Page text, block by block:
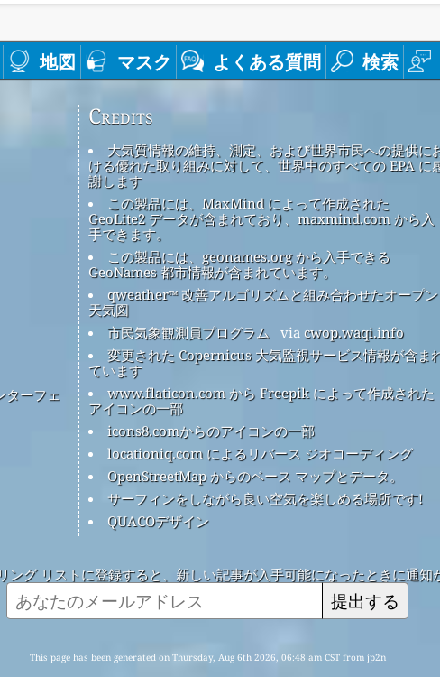
地図 マスク よくある質問 検索
ターフェ
Credits
大気質情報の維持、測定、および世界市民への提供に
ける優れた取り組みに対して、世界中のすべての EPA に
謝します
この製品には、MaxMind によって作成された
GeoLite2 データが含まれており、maxmind.com から入
手できます。
この製品には、geonames.org から入手できる
GeoNames 都市情報が含まれています。
qweather™ 改善アルゴリズムと組み合わせたオープン
天気図
市民気象観測員プログラム
via cwop.waqi.info
変更された Copernicus 大気監視サービス情報が含ま
ています
www.flaticon.com から Freepik によって作成された
アイコンの一部
icons8.comからのアイコンの一部
locationiq.com によるリバース ジオコーディング
OpenStreetMap からのベース マップとデータ。
サーフィンをしながら良い空気を楽しめる場所です!
QUACOデザイン
ング リストに登録すると、新しい記事が入手可能になったときに通知
提出する
This page has been generated on Thursday, Aug 6th 2026, 06:48 am CST from jp2n